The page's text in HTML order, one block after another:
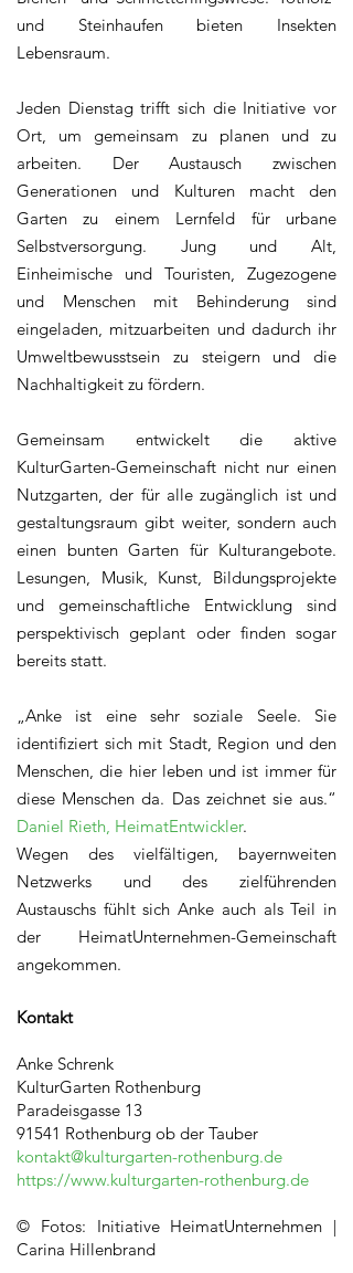
und Steinhaufen bieten Insekten
Lebensraum.
Jeden Dienstag trifft sich die Initiative vor
Ort, um gemeinsam zu planen und zu
arbeiten. Der Austausch zwischen
Generationen und Kulturen macht den
Garten zu einem Lernfeld für urbane
Selbstversorgung. Jung und Alt,
Einheimische und Touristen, Zugezogene
und Menschen mit Behinderung sind
eingeladen, mitzuarbeiten und dadurch ihr
Umweltbewusstsein zu steigern und die
Nachhaltigkeit zu fördern.
Gemeinsam entwickelt die aktive
KulturGarten-Gemeinschaft nicht nur einen
Nutzgarten, der für alle zugänglich ist und
gestaltungsraum gibt weiter, sondern auch
einen bunten Garten für Kulturangebote.
Lesungen, Musik, Kunst, Bildungsprojekte
und gemeinschaftliche Entwicklung sind
perspektivisch geplant oder finden sogar
bereits statt.
„Anke ist eine sehr soziale Seele. Sie
identifiziert sich mit Stadt, Region und den
Menschen, die hier leben und ist immer für
diese Menschen da. Das zeichnet sie aus.“
Daniel Rieth, HeimatEntwickler.
Wegen des vielfältigen, bayernweiten
Netzwerks und des zielführenden
Austauschs fühlt sich Anke auch als Teil in
der HeimatUnternehmen-Gemeinschaft
angekommen.
Kontakt
Anke Schrenk
KulturGarten Rothenburg
Paradeisgasse 13
91541 Rothenburg ob der Tauber
kontakt@kulturgarten-rothenburg.de
https://www.kulturgarten-rothenburg.de
© Fotos: Initiative HeimatUnternehmen |
Carina Hillenbrand